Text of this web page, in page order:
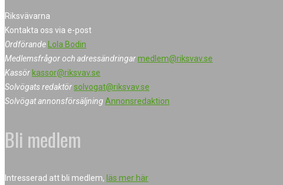
Riksvävarna
Kontakta oss via e-post
Ordförande
Lola Bodin
Medlemsfrågor och adressändringarmedlem@riksvav.se
Kassör kassor@riksvav.se
Solvögats redaktörsolvogat@riksvav.se
Solvögat annonsförsäljning Annonsredaktion
Bli medlem
Intresserad att bli medlem, läs mer här